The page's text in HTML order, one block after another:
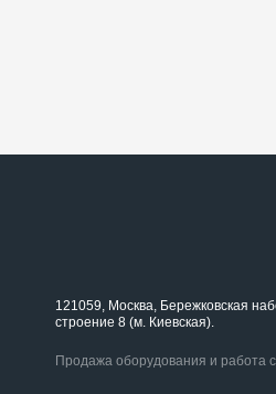
121059, Москва, Бережковская
строение 8 (м. Киевская).
Продажа оборудования и работа